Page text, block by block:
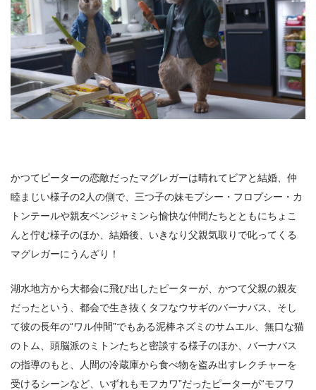
かつてピーターの恋敵だったマグレガーは晴れてビアと結婚、仲
睦まじい様⼦の2⼈の側で、三つ⼦の妹モプシー・フロプシー・カ
トンテールや親友ベンジャミンら愉快な仲間たちとともにちょこ
んと佇む様⼦のほか、結婚後、いきなり⽗親気取りで叱ってくる
マグレガーにうんざり！
湖⽔地⽅から⼤都会に⾶び出したピーターが、かつて⽗親の親友
だったという、都会で⽣き抜くタフなウサギのバーナバス、そし
て彼の⻑年の“ワル仲間”でもある泥棒ネズミのサムエル、無⼝な猫
のトム、頭脳派のミトンたちと密談する様⼦のほか、バーナバス
の指導のもと、⼈間の冷蔵庫から⾷べ物を盗み出すレクチャーを
受けるシーンなど、いずれもモフカワ”だったピーターが“モフワ